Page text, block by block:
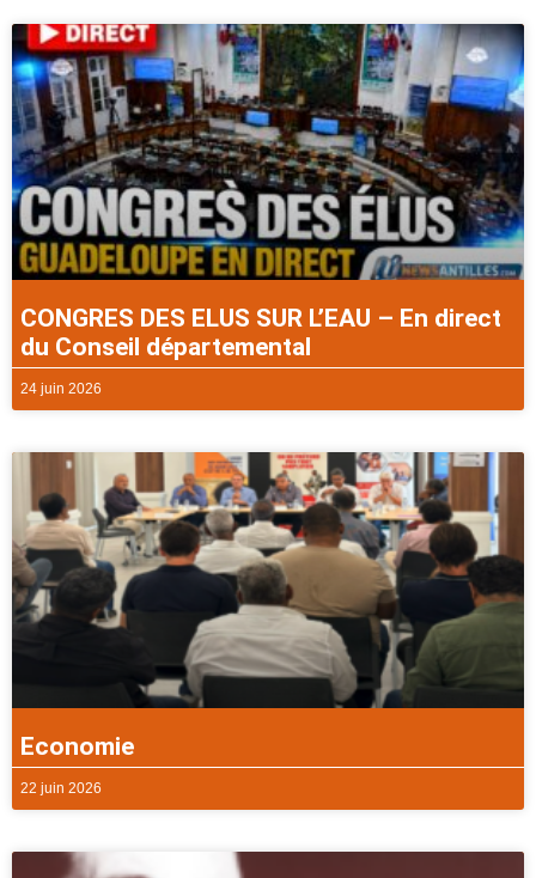
CONGRES DES ELUS SUR L’EAU – En direct
du Conseil départemental
24 juin 2026
Economie
22 juin 2026